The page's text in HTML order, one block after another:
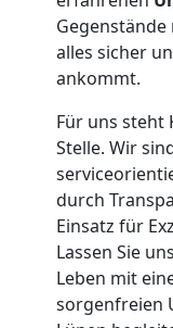
alles sicher
ankommt.
Für uns steht
Stelle. Wir
durch
Einsatz für
Lassen Sie
Leben mit
sorgenfreien
Feldkirch
Feldkirch
Mini